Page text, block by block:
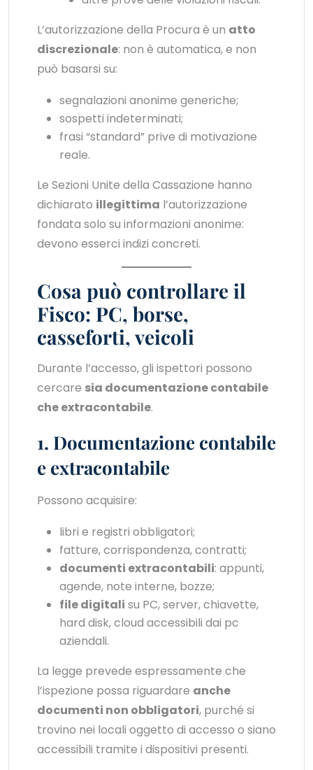
L’autorizzazione della Procura è un atto
discrezionale: non è automatica, e non
può basarsi su:
segnalazioni anonime generiche;
sospetti indeterminati;
frasi “standard” prive di motivazione
reale.
Le Sezioni Unite della Cassazione hanno
dichiarato illegittima l’autorizzazione
fondata solo su informazioni anonime:
devono esserci indizi concreti.
Cosa può controllare il
Fisco: PC, borse,
casseforti, veicoli
Durante l’accesso, gli ispettori possono
cercare sia documentazione contabile
che extracontabile.
1. Documentazione contabile
e extracontabile
Possono acquisire:
libri e registri obbligatori;
fatture, corrispondenza, contratti;
documenti extracontabili: appunti,
agende, note interne, bozze;
file digitali su PC, server, chiavette,
hard disk, cloud accessibili dai pc
aziendali.
La legge prevede espressamente che
l’ispezione possa riguardare anche
documenti non obbligatori, purché si
trovino nei locali oggetto di accesso o siano
accessibili tramite i dispositivi presenti.